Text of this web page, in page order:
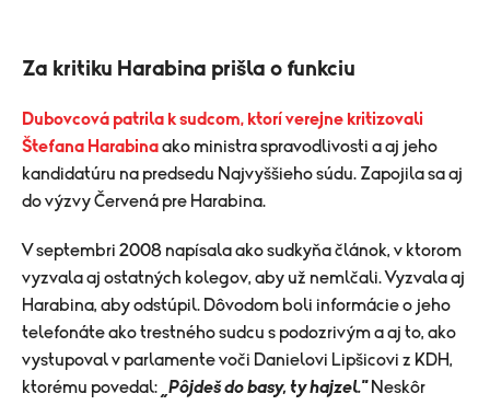
Za kritiku Harabina prišla o funkciu
Dubovcová patrila k sudcom, ktorí verejne kritizovali
Štefana Harabinaako ministra spravodlivosti a aj jeho
kandidatúru na predsedu Najvyššieho súdu. Zapojila sa aj
do výzvy Červená pre Harabina.
V septembri 2008 napísala ako sudkyňa článok, v ktorom
vyzvala aj ostatných kolegov, aby už nemlčali. Vyzvala aj
Harabina, aby odstúpil. Dôvodom boli informácie o jeho
telefonáte ako trestného sudcu s podozrivým a aj to, ako
vystupoval v parlamente voči Danielovi Lipšicovi z KDH,
ktorému povedal: „Pôjdeš do basy, ty hajzel."Neskôr